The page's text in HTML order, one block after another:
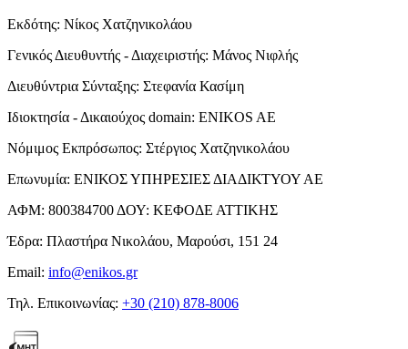
Εκδότης: Νίκος Χατζηνικολάου
Γενικός Διευθυντής - Διαχειριστής: Μάνος Νιφλής
Διευθύντρια Σύνταξης: Στεφανία Κασίμη
Ιδιοκτησία - Δικαιούχος domain: ENIKOS AE
Νόμιμος Εκπρόσωπος: Στέργιος Χατζηνικολάου
Επωνυμία: ΕΝΙΚΟΣ ΥΠΗΡΕΣΙΕΣ ΔΙΑΔΙΚΤΥΟΥ ΑΕ
ΑΦΜ: 800384700 ΔΟΥ: ΚΕΦΟΔΕ ΑΤΤΙΚΗΣ
Έδρα: Πλαστήρα Νικολάου, Μαρούσι, 151 24
Email: info@enikos.gr
Τηλ. Επικοινωνίας: +30 (210) 878-8006